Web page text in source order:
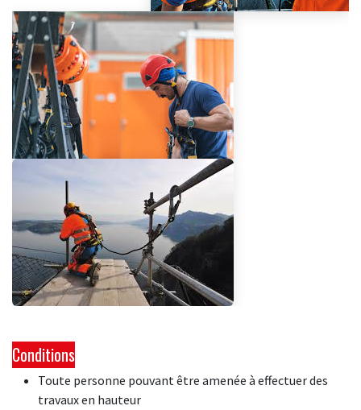
Conditions
Toute personne pouvant être amenée à effectuer des
travaux en hauteur